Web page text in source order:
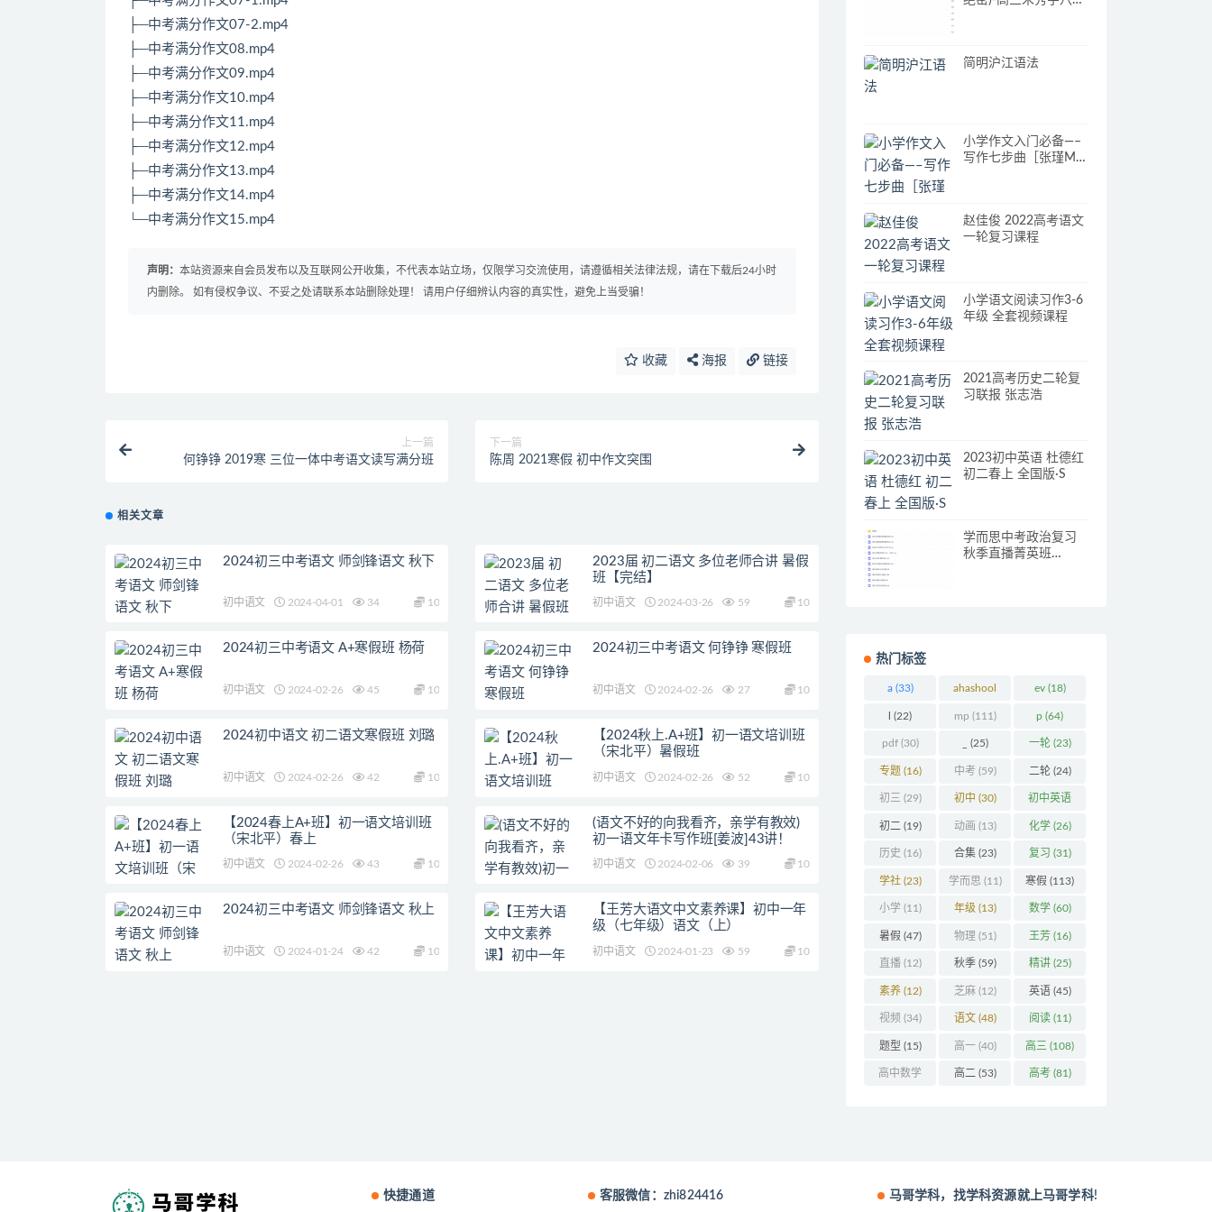
├─中考满分作文07-2.mp4
├─中考满分作文08.mp4
├─中考满分作文09.mp4
├─中考满分作文10.mp4
├─中考满分作文11.mp4
├─中考满分作文12.mp4
├─中考满分作文13.mp4
├─中考满分作文14.mp4
└─中考满分作文15.mp4
声明： 本站资源来自会员发布以及互联网公开收集，不代表本站立场，仅限学习交流使用，请遵循相关法律法规，请在下载后24小时
内删除。 如有侵权争议、不妥之处请联系本站删除处理！ 请用户仔细辨认内容的真实性，避免上当受骗！
收藏 海报 链接
上一篇
何铮铮 2019寒 三位一体中考语文读写满分班
下一篇
陈周 2021寒假 初中作文突围
相关文章
2024初三中考语文 师剑锋语文 秋下
初中语文 2024-04-01 34 10
2023届 初二语文 多位老师合讲 暑假
班【完结】
初中语文 2024-03-26 59 10
2024初三中考语文 A+寒假班 杨荷
初中语文 2024-02-26 45 10
2024初三中考语文 何铮铮 寒假班
初中语文 2024-02-26 27 10
2024初中语文 初二语文寒假班 刘璐
初中语文 2024-02-26 42 10
【2024秋上.A+班】初一语文培训班
（宋北平）暑假班
初中语文 2024-02-26 52 10
【2024春上A+班】初一语文培训班
（宋北平）春上
初中语文 2024-02-26 43 10
(语文不好的向我看齐，亲学有教效)
初一语文年卡写作班[姜波]43讲！
初中语文 2024-02-06 39 10
2024初三中考语文 师剑锋语文 秋上
初中语文 2024-01-24 42 10
【王芳大语文中文素养课】初中一年
级（七年级）语文（上）
初中语文 2024-01-23 59 10
简明沪江语法
小学作文入门必备—–
写作七步曲［张瑾M-
赵佳俊 2022高考语文
一轮复习课程
小学语文阅读习作3-6
年级 全套视频课程
2021高考历史二轮复
习联报 张志浩
2023初中英语 杜德红
初二春上 全国版·S
学而思中考政治复习
秋季直播菁英班
热门标签
a(33) ahashool
(29)
ev(18)
(22) mp (111) p (64)
pdf(30) (25) 一轮(23)
专题 (16) 中考 (59) 二轮(24)
初三 (29) 初中 (30) 初中英语
(32)
初二 (19) 动画 (13) 化学(26)
历史 (16) 合集(23) 复习 (31)
学社(23) 学而思 (11) 寒假 (113)
小学(11) 年级 (13) 数学(60)
暑假 (47) 物理 (51) 王芳(16)
直播(12) 秋季(59) 精讲(25)
素养(12) 芝麻(12) 英语(45)
视频 (34) 语文(48) 阅读(11)
题型 (15) 高一(40) 高三 (108)
高中数学 高二 (53) 高考(81)
快捷通道 客服微信：zhi824416 马哥学科，找学科资源就上马哥学科!